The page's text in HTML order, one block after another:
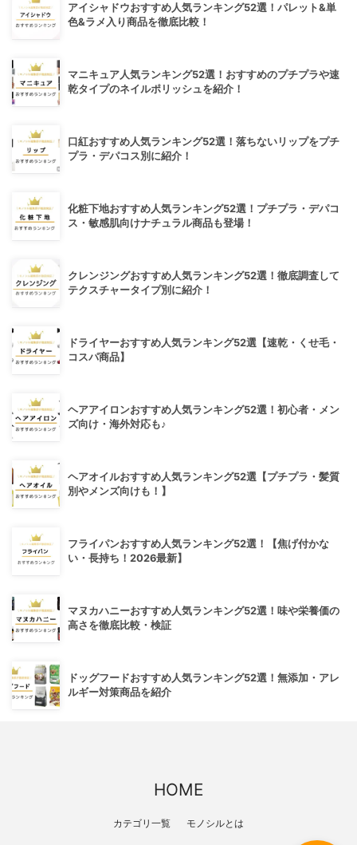
アイシャドウおすすめ人気ランキング52選！パレット&単
色&ラメ入り商品を徹底比較！
マニキュア人気ランキング52選！おすすめのプチプラや速
乾タイプのネイルポリッシュを紹介！
口紅おすすめ人気ランキング52選！落ちないリップをプチ
プラ・デパコス別に紹介！
化粧下地おすすめ人気ランキング52選！プチプラ・デパコ
ス・敏感肌向けナチュラル商品も登場！
クレンジングおすすめ人気ランキング52選！徹底調査して
テクスチャータイプ別に紹介！
ドライヤーおすすめ人気ランキング52選【速乾・くせ毛・
コスパ商品】
ヘアアイロンおすすめ人気ランキング52選！初心者・メン
ズ向け・海外対応も♪
ヘアオイルおすすめ人気ランキング52選【プチプラ・髪質
別やメンズ向けも！】
フライパンおすすめ人気ランキング52選！【焦げ付かな
い・長持ち！2026最新】
マヌカハニーおすすめ人気ランキング52選！味や栄養価の
高さを徹底比較・検証
ドッグフードおすすめ人気ランキング52選！無添加・アレ
ルギー対策商品を紹介
HOME
カテゴリ一覧 モノシルとは